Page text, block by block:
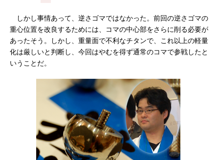
しかし事情あって、逆さゴマではなかった。前回の逆さゴマの
重心位置を改良するためには、コマの中心部をさらに削る必要が
あったそう。しかし、重量面で不利なチタンで、これ以上の軽量
化は厳しいと判断し、今回はやむを得ず通常のコマで参戦したと
いうことだ。